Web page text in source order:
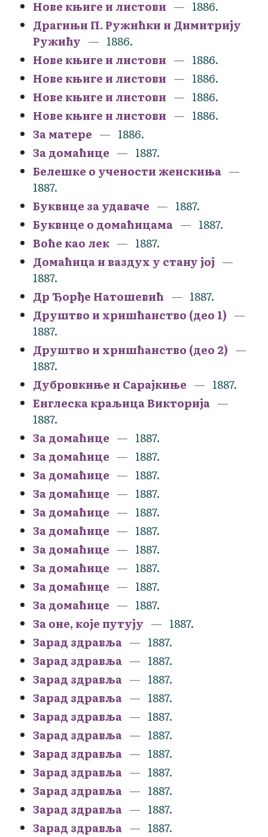
Нове књиге и листови
1886.
Драгињи П. Ружићки и Димитрију
Ружићу
1886.
Нове књиге и листови
1886.
Нове књиге и листови
1886.
Нове књиге и листови
1886.
Нове књиге и листови
1886.
За матере
1886.
За домаћице
1887.
Белешке о учености женскиња
1887.
Буквице за удаваче
1887.
Буквице о домаћицама
1887.
Воће као лек
1887.
Домаћица и ваздух у стану јој
1887.
Др Ђорђе Натошевић
1887.
Друштво и хришћанство (део 1)
1887.
Друштво и хришћанство (део 2)
1887.
Дубровкиње и Сарајкиње
1887.
Енглеска краљица Викторија
1887.
За домаћице
1887.
За домаћице
1887.
За домаћице
1887.
За домаћице
1887.
За домаћице
1887.
За домаћице
1887.
За домаћице
1887.
За домаћице
1887.
За домаћице
1887.
За домаћице
1887.
За оне, које путују
1887.
Зарад здравља
1887.
Зарад здравља
1887.
Зарад здравља
1887.
Зарад здравља
1887.
Зарад здравља
1887.
Зарад здравља
1887.
Зарад здравља
1887.
Зарад здравља
1887.
Зарад здравља
1887.
Зарад здравља
1887.
Зарад здравља
1887.